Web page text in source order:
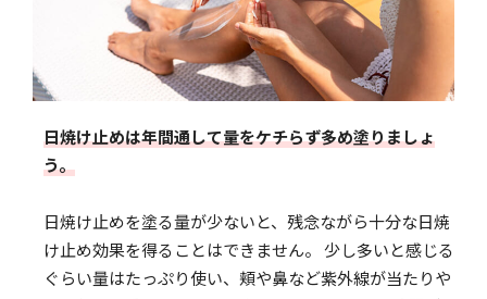
日焼け止めは年間通して量をケチらず多め塗りましょ
う。
日焼け止めを塗る量が少ないと、残念ながら十分な日焼
け止め効果を得ることはできません。 少し多いと感じる
ぐらい量はたっぷり使い、頬や鼻など紫外線が当たりや